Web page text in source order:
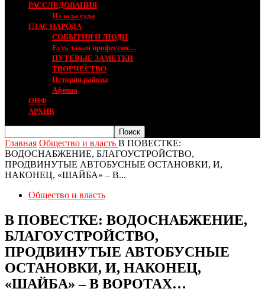
РАССЛЕДОВАНИЯ
Из зала суда
ГЛАС НАРОДА
СОБЫТИЯ И ЛЮДИ
Есть такая профессия…
ПУТЕВЫЕ ЗАМЕТКИ
ТВОРЧЕСТВО
История района
Афиша
ОНФ
АРХИВ
Главная Общество и власть В ПОВЕСТКЕ:
ВОДОСНАБЖЕНИЕ, БЛАГОУСТРОЙСТВО,
ПРОДВИНУТЫЕ АВТОБУСНЫЕ ОСТАНОВКИ, И,
НАКОНЕЦ, «ШАЙБА» – В...
Общество и власть
В ПОВЕСТКЕ: ВОДОСНАБЖЕНИЕ,
БЛАГОУСТРОЙСТВО,
ПРОДВИНУТЫЕ АВТОБУСНЫЕ
ОСТАНОВКИ, И, НАКОНЕЦ,
«ШАЙБА» – В ВОРОТАХ…